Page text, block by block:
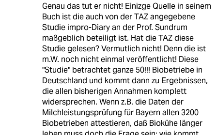
Genau das tut er nicht! Einizge Quelle in seinem
Buch ist die auch von der TAZ angegebene
Studie impro-Diary an der Prof. Sundrum
maßgeblich beteiligt ist. Hat die TAZ diese
Studie gelesen? Vermutlich nicht! Denn die ist
m.W. noch nicht einmal veröffentlicht! Diese
"Studie" betrachtet ganze 50!!! Biobetriebe in
Deutschland und kommt dann zu Ergebnissen,
die allen bisherigen Annahmen komplett
widersprechen. Wenn z.B. die Daten der
Milchleistungsprüfung für Bayern allen 3200
Biobetrieben attestieren, daß Biokühe länger